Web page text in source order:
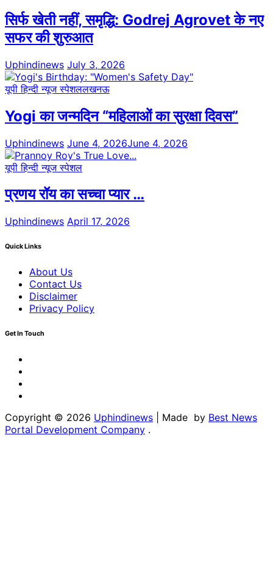
सिर्फ खेती नहीं, समृद्धि: Godrej Agrovet के नए
सफर की शुरुआत
Uphindinews July 3, 2026
यूपी हिन्दी न्यूज स्पेशललखनऊ
Yogi का जन्मदिन “महिलाओं का सुरक्षा दिवस”
Uphindinews June 4, 2026June 4, 2026
यूपी हिन्दी न्यूज स्पेशल
प्रणय रॉय का सच्चा प्यार …
Uphindinews April 17, 2026
Quick Links
About Us
Contact Us
Disclaimer
Privacy Policy
Get In Touch
Copyright © 2026 Uphindinews | Made by Best News
Portal Development Company .